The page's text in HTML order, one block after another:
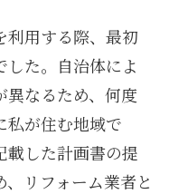
利用する際、最初
した。自治体によ
異なるため、何度
私が住む地域で
載した計画書の提
リフォーム業者と